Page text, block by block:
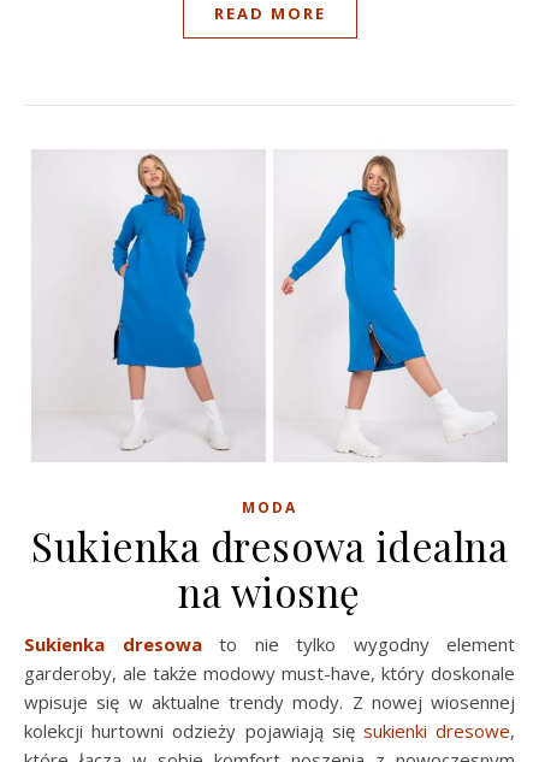
READ MORE
MODA
Sukienka dresowa idealna
na wiosnę
Sukienka dresowato nie tylko wygodny element
garderoby, ale także modowy must-have, który doskonale
wpisuje się w aktualne trendy mody. Z nowej wiosennej
kolekcji hurtowni odzieży pojawiają się sukienki dresowe,